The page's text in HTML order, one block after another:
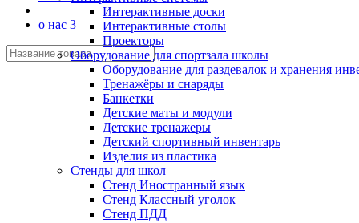
о нас 3
Интерактивные доски
Интерактивные столы
Проекторы
Оборудование для спортзала школы
Оборудование для раздевалок и хранения
Тренажёры и снаряды
Банкетки
Детские маты и модули
Детские тренажеры
Детский спортивный инвентарь
Изделия из пластика
Стенды для школ
Стенд Иностранный язык
Стенд Классный уголок
Стенд ПДД